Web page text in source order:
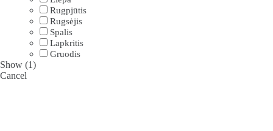
Rugpjūtis
Rugsėjis
Spalis
Lapkritis
Gruodis
Show (1)
Cancel